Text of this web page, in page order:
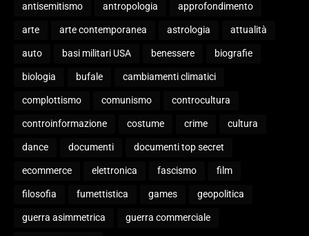
antisemitismo antropologia approfondimento
arte arte contemporanea astrologia attualità
auto basi militari USA benessere biografie
biologia bufale cambiamenti climatici
complottismo comunismo controcultura
controinformazione costume crime cultura
dance documenti documenti top secret
ecommerce elettronica fascismo film
filosofia fumettistica games geopolitica
guerra asimmetrica guerra commerciale